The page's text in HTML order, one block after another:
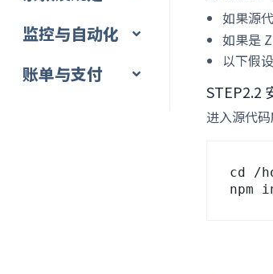
监控与自动化
账单与支付
如果源
如果是
以下假
STEP2.2
进入源代
cd /